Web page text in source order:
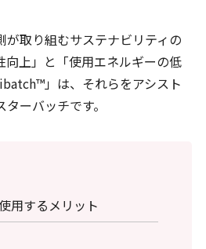
が取り組むサステナビリティの
向上」と「使用エネルギーの低
」は、それらをアシスト
ーバッチです。
するメリット